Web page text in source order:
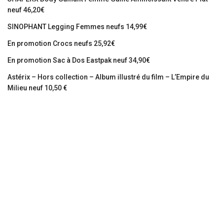
neuf 46,20€
SINOPHANT Legging Femmes neufs 14,99€
En promotion Crocs neufs 25,92€
En promotion Sac à Dos Eastpak neuf 34,90€
Astérix – Hors collection – Album illustré du film – L’Empire du
Milieu neuf 10,50 €